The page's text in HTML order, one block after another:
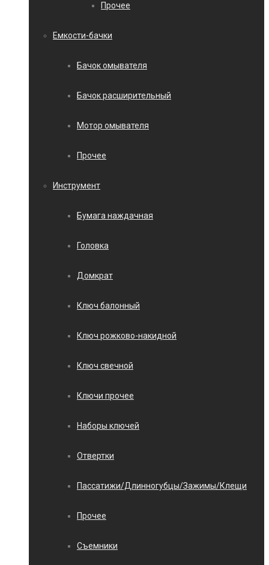
Прочее
Емкости-бачки
Бачок омывателя
Бачок расширительный
Мотор омывателя
Прочее
Инструмент
Бумага наждачная
Головка
Домкрат
Ключ балонный
Ключ рожково-накидной
Ключ свечной
Ключи прочее
Наборы ключей
Отвертки
Пассатижи/Длинногубцы/Зажимы/Клещи
Прочее
Съемники